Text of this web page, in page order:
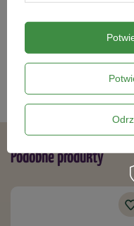
Kategorie powiązane
Nasiona warzyw,
Podobne produkty